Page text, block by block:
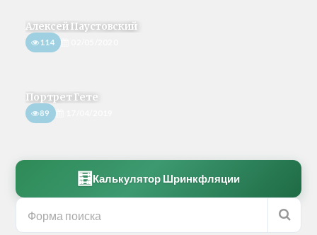
Алексей Паустовский
114
Портрет Гете
89
🧮 Калькулятор Шринкфляции